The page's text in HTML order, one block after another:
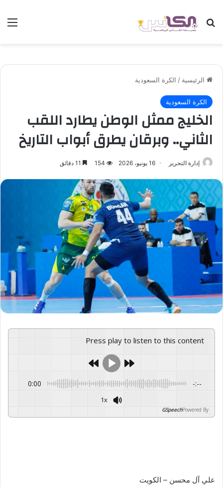
بحث عن
الرئيسية / الكرة السعودية
الكرة السعودية
الخليج ممثل الوطن يطارد اللقب
الثاني.. وبرقان يطرق أبواب التاريخ
إدارة التحرير 16 يونيو، 2026 154
Press play to listen to this content
0:00 -:--
1x
Powered By
GSpeech
علي آل محسن – الكويت